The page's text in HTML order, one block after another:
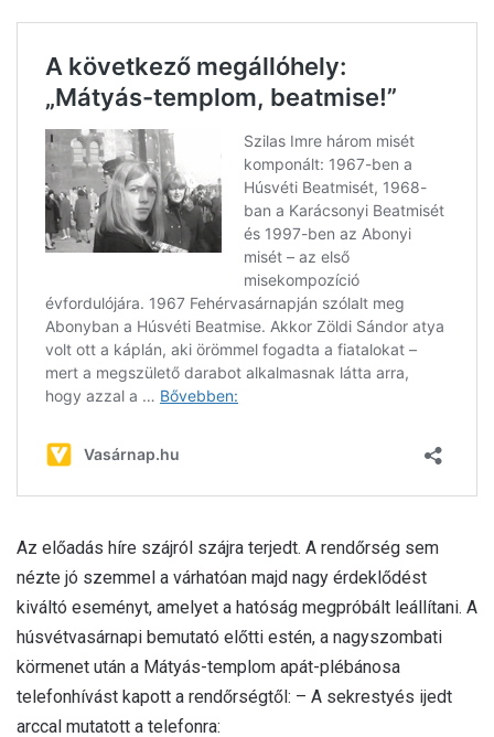
Az előadás híre szájról szájra terjedt. A rendőrség sem
nézte jó szemmel a várhatóan majd nagy érdeklődést
kiváltó eseményt, amelyet a hatóság megpróbált leállítani. A
húsvétvasárnapi bemutató előtti estén, a nagyszombati
körmenet után a Mátyás-templom apát-plébánosa
telefonhívást kapott a rendőrségtől: – A sekrestyés ijedt
arccal mutatott a telefonra: